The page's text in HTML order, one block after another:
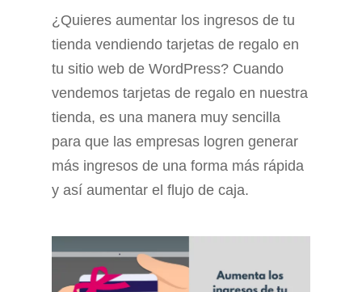
¿Quieres aumentar los ingresos de tu
tienda vendiendo tarjetas de regalo en
tu sitio web de WordPress? Cuando
vendemos tarjetas de regalo en nuestra
tienda, es una manera muy sencilla
para que las empresas logren generar
más ingresos de una forma más rápida
y así aumentar el flujo de caja.